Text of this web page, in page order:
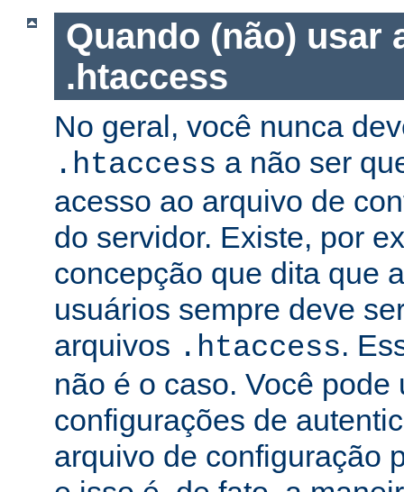
Quando (não) usar
.htaccess
No geral, você nunca
.htaccess a não ser
acesso ao arquivo de
do servidor. Existe, por
concepção que dita que
usuários sempre deve
arquivos .htaccess.
não é o caso. Você pode
configurações de
arquivo de configuração